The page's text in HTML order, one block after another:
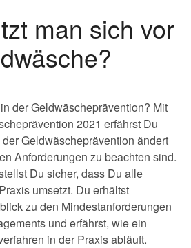
man sich vor
der Geldwäscheprävention? Mit
2021 erfährst Du
Geldwäscheprävention ändert
Anforderungen zu beachten sind.
Du sicher, dass Du alle
umsetzt. Du erhältst
zu den Mindestanforderungen
und erfährst, wie ein
in der Praxis abläuft.